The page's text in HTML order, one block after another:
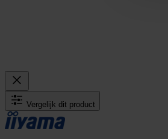
Vergelijk dit product